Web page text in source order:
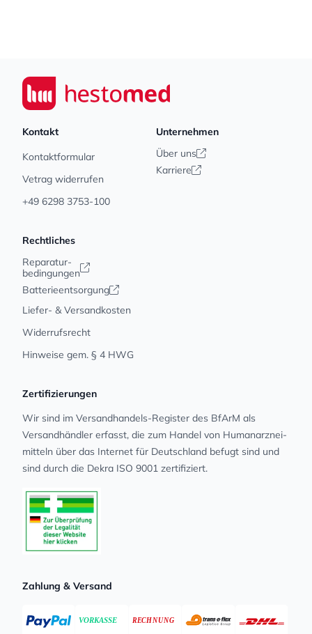
Seiwert GmbH
Kontakt
Kontaktformular
Vetrag widerrufen
+49 6298 3753-100
Unternehmen
Über uns
Karriere
Rechtliches
Reparatur-
bedingungen
Batterieentsorgung
Liefer- & Versandkosten
Widerrufsrecht
Hinweise gem. § 4 HWG
Zertifizierungen
Wir sind im Versandhandels-Register des BfArM als
Versandhändler erfasst, die zum Handel von Human­arz­nei­
mit­teln über das Internet für Deutschland befugt sind und
sind durch die Dekra ISO 9001 zertifiziert.
Zahlung & Versand